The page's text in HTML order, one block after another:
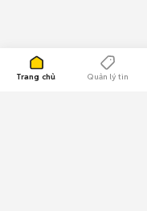
Trang chủ Quản lý tin